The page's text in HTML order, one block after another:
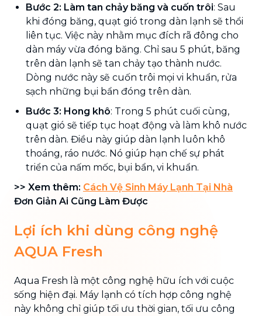
Bước 2: Làm tan chảy băng và cuốn trôi: Sau
khi đóng băng, quạt gió trong dàn lạnh sẽ thổi
liên tục. Việc này nhằm mục đích rã đông cho
dàn máy vừa đóng băng. Chỉ sau 5 phút, băng
trên dàn lạnh sẽ tan chảy tạo thành nước.
Dòng nước này sẽ cuốn trôi mọi vi khuẩn, rửa
sạch những bụi bẩn đóng trên dàn.
Bước 3: Hong khô: Trong 5 phút cuối cùng,
quạt gió sẽ tiếp tục hoạt động và làm khô nước
trên dàn. Điều này giúp dàn lạnh luôn khô
thoáng, ráo nước. Nó giúp hạn chế sự phát
triển của nấm mốc, bụi bẩn, vi khuẩn.
>> Xem thêm: Cách Vệ Sinh Máy Lạnh Tại Nhà
Đơn Giản Ai Cũng Làm Được
Lợi ích khi dùng công nghệ
AQUA Fresh
Aqua Fresh là một công nghệ hữu ích với cuộc
sống hiện đại. Máy lạnh có tích hợp công nghệ
này không chỉ giúp tối ưu thời gian, tối ưu công